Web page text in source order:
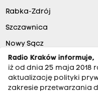
Rabka-Zdrój
Szczawnica
Nowy Sącz
Radio Kraków informuje,
iż od dnia 25 maja 2018
aktualizację polityki
zakresie przetwarzania